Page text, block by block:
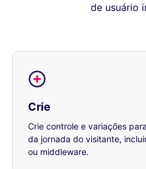
de usuário
Crie
Crie controle e variações
da jornada do visitante,
ou middleware.